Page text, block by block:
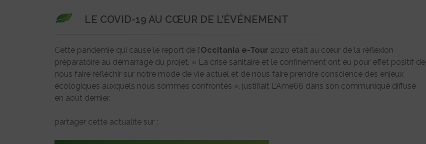
LE COVID-19 AU CŒUR DE L’ÉVÉNEMENT
Cette pandémie qui cause le report de l’Occitania e-Tour 2020 était au cœur de la réflexion
préparatoire au démarrage du projet. « La crise sanitaire et le confinement ont eu pour effet positif de
nous faire réfléchir sur notre mode de vie actuel et de nous faire prendre conscience des enjeux
écologiques auxquels nous sommes confrontés », justifiait L’Ame66 dans son communiqué diffusé
en août dernier.
partager cette actualité sur :